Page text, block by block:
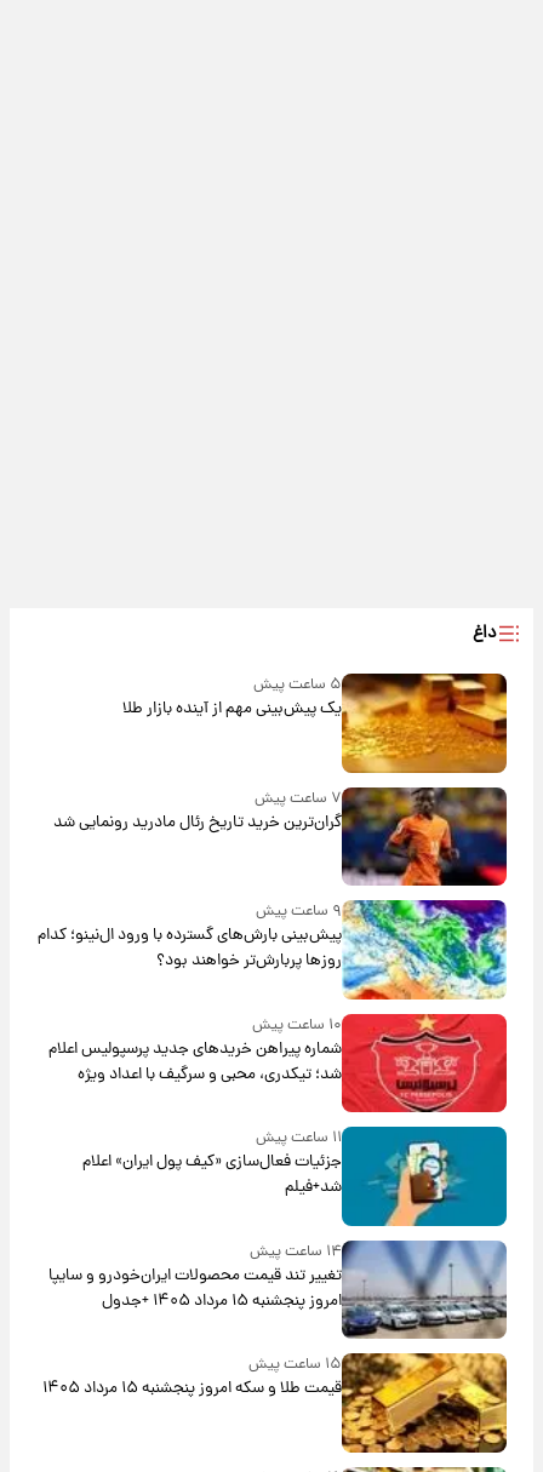
داغ
۵ ساعت پیش
یک پیش‌بینی مهم از آینده بازار طلا
۷ ساعت پیش
گران‌ترین خرید تاریخ رئال مادرید رونمایی شد
۹ ساعت پیش
پیش‌بینی بارش‌های گسترده با ورود ال‌نینو؛ کدام
روزها پربارش‌تر خواهند بود؟
۱۰ ساعت پیش
شماره پیراهن خریدهای جدید پرسپولیس اعلام
شد؛ تیکدری، محبی و سرگیف با اعداد ویژه
۱۱ ساعت پیش
جزئیات فعال‌سازی «کیف پول ایران» اعلام
شد+فیلم
۱۴ ساعت پیش
تغییر تند قیمت محصولات ایران‌خودرو و سایپا
امروز پنجشنبه ۱۵ مرداد ۱۴۰۵ +جدول
۱۵ ساعت پیش
قیمت طلا و سکه امروز پنجشنبه ۱۵ مرداد ۱۴۰۵